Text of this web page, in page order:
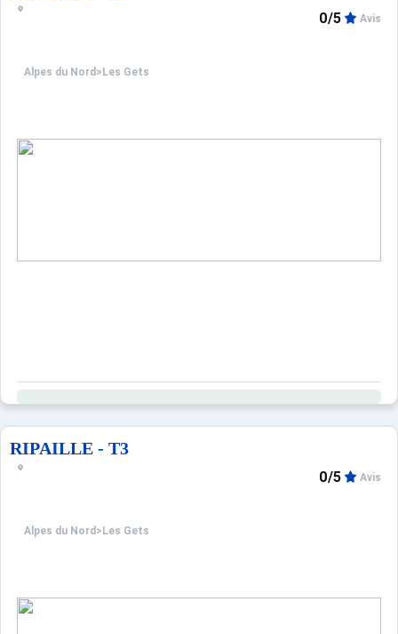
Alpes du Nord > Les Gets
0/5 Avis
RIPAILLE - T3
Alpes du Nord > Les Gets
0/5 Avis